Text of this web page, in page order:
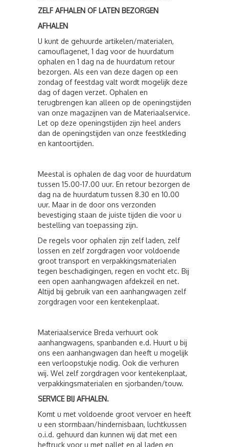
ZELF AFHALEN OF LATEN BEZORGEN
AFHALEN
U kunt de gehuurde artikelen/materialen,
camouflagenet, 1 dag voor de huurdatum
ophalen en 1 dag na de huurdatum retour
bezorgen. Als een van deze dagen op een
zondag of feestdag valt wordt mogelijk deze
dag of dagen verzet. Ophalen en
terugbrengen kan alleen op de openingstijden
van onze magazijnen van de Materiaalservice.
Let op deze openingstijden zijn heel anders
dan de openingstijden van onze feestkleding
en kantoortijden.
Meestal is ophalen de dag voor de huurdatum
tussen 15.00-17.00 uur. En retour bezorgen de
dag na de huurdatum tussen 8.30 en 10.00
uur. Maar in de door ons verzonden
bevestiging staan de juiste tijden die voor u
bestelling van toepassing zijn.
De regels voor ophalen zijn zelf laden, zelf
lossen en zelf zorgdragen voor voldoende
groot transport en verpakkingsmaterialen
tegen beschadigingen, regen en vocht etc. Bij
een open aanhangwagen afdekzeil en net.
Altijd bij gebruik van een aanhangwagen zelf
zorgdragen voor een kentekenplaat.
Materiaalservice Breda verhuurt ook
aanhangwagens, spanbanden e.d. Huurt u bij
ons een aanhangwagen dan heeft u mogelijk
een verloopstukje nodig. Ook die verhuren
wij. Wel zelf zorgdragen voor kentekenplaat,
verpakkingsmaterialen en sjorbanden/touw.
SERVICE BIJ AFHALEN.
Komt u met voldoende groot vervoer en heeft
u een stormbaan/hindernisbaan, luchtkussen
o.i.d. gehuurd dan kunnen wij dat met een
heftruck voor u met pallet en al laden en